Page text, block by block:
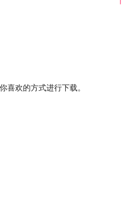
喜欢的方式进行下载。